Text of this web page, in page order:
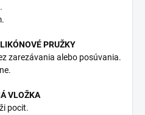
PRUŽKY
zarezávania alebo posúvania.
VLOŽKA
pocit.